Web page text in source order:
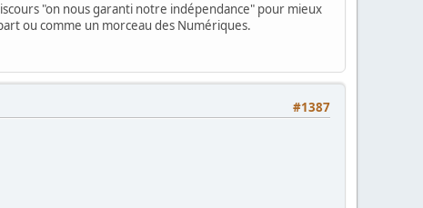
"on nous garanti notre indépendance" pour mieux
ou comme un morceau des Numériques.
#1387